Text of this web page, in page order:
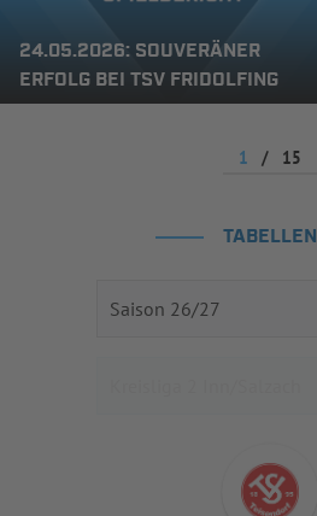
24.05.2026: SOUVERÄNER
ERFOLG BEI TSV FRIDOLFING
1 / 15
TABELLEN